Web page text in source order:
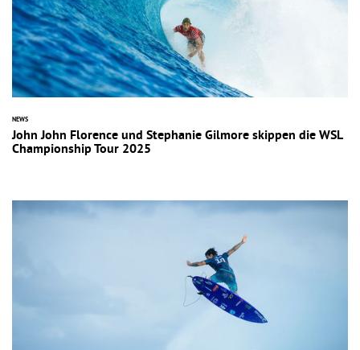
NEWS
John John Florence und Stephanie Gilmore skippen die WSL
Championship Tour 2025